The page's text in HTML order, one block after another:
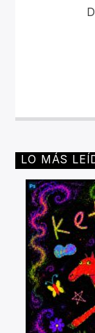
LO MÁS